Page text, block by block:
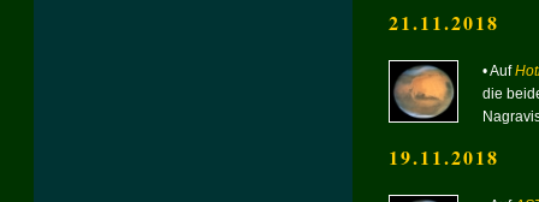
21.11.2018
• Auf
die
19.11.2018